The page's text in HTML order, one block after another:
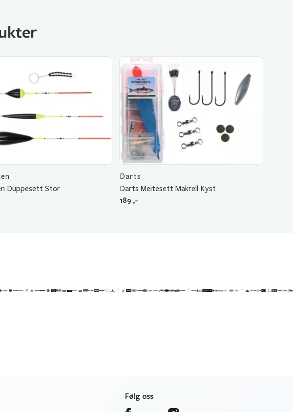
Duppesett Stor
Darts
Darts Meitesett Makrell Kyst
189 ,-
Følg oss